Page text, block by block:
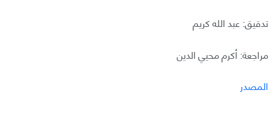
تدقيق: عبد الله كريم
مراجعة: أكرم محيي الدين
المصدر